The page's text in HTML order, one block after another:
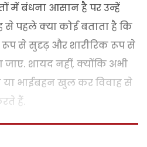
में बंधना आसान है पर उन्हें
से पहले क्या कोई बताता है कि
से सुदृढ़ और शारीरिक रूप से
शायद नहीं, क्योंकि अभी
या भाईबहन खुल कर विवाह से
हैं.